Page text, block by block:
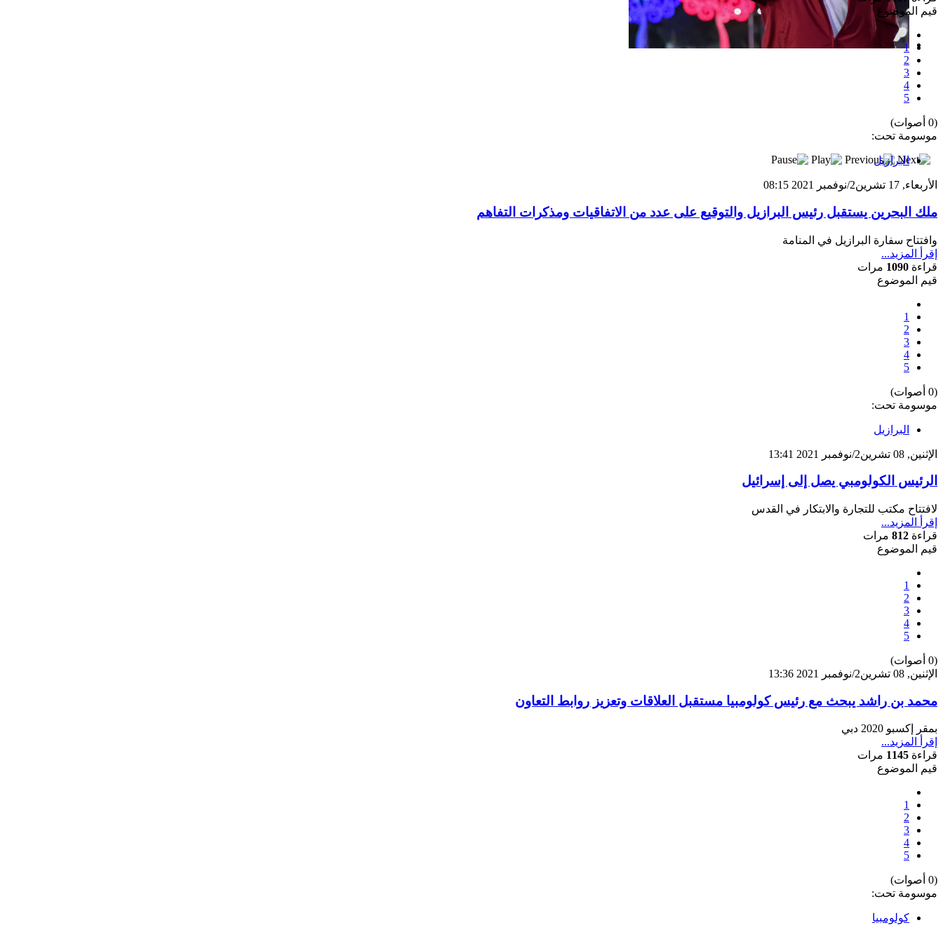
بعد خطف مادورو وحصار كوبا.. ماذا ستفعل
واشنطن بأورتيغا؟
قيم الموضوع
1
2
3
4
5
(0 أصوات)
موسومة تحت:
البرازيل
الأربعاء, 17 تشرين2/نوفمبر 2021 08:15
ملك البحرين يستقبل رئيس البرازيل والتوقيع على عدد من الاتفاقيات ومذكرات التفاهم
وافتتاح سفارة البرازيل في المنامة
إقرأ المزيد...
قراءة 1090 مرات
قيم الموضوع
1
2
3
4
5
(0 أصوات)
موسومة تحت:
البرازيل
الإثنين, 08 تشرين2/نوفمبر 2021 13:41
الرئيس الكولومبي يصل إلى إسرائيل
لافتتاح مكتب للتجارة والابتكار في القدس
إقرأ المزيد...
قراءة 812 مرات
قيم الموضوع
1
2
3
4
5
(0 أصوات)
الإثنين, 08 تشرين2/نوفمبر 2021 13:36
محمد بن راشد يبحث مع رئيس كولومبيا مستقبل العلاقات وتعزيز روابط التعاون
بمقر إكسبو 2020 دبي
إقرأ المزيد...
قراءة 1145 مرات
قيم الموضوع
1
2
3
4
5
(0 أصوات)
موسومة تحت:
كولومبيا